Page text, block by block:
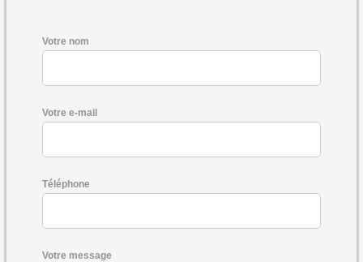
Votre nom
Votre e-mail
Téléphone
Votre message